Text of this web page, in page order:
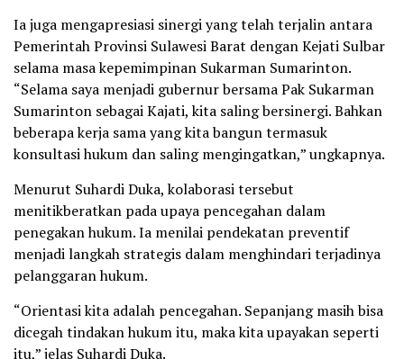
Ia juga mengapresiasi sinergi yang telah terjalin antara
Pemerintah Provinsi Sulawesi Barat dengan Kejati Sulbar
selama masa kepemimpinan Sukarman Sumarinton.
“Selama saya menjadi gubernur bersama Pak Sukarman
Sumarinton sebagai Kajati, kita saling bersinergi. Bahkan
beberapa kerja sama yang kita bangun termasuk
konsultasi hukum dan saling mengingatkan,” ungkapnya.
Menurut Suhardi Duka, kolaborasi tersebut
menitikberatkan pada upaya pencegahan dalam
penegakan hukum. Ia menilai pendekatan preventif
menjadi langkah strategis dalam menghindari terjadinya
pelanggaran hukum.
“Orientasi kita adalah pencegahan. Sepanjang masih bisa
dicegah tindakan hukum itu, maka kita upayakan seperti
itu,” jelas Suhardi Duka.